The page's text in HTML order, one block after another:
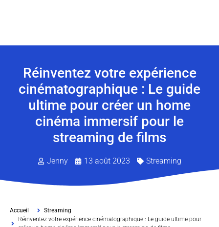
Réinventez votre expérience
cinématographique : Le guide
ultime pour créer un home
cinéma immersif pour le
streaming de films
Jenny 13 août 2023 Streaming
Accueil
Streaming
Réinventez votre expérience cinématographique : Le guide ultime pour